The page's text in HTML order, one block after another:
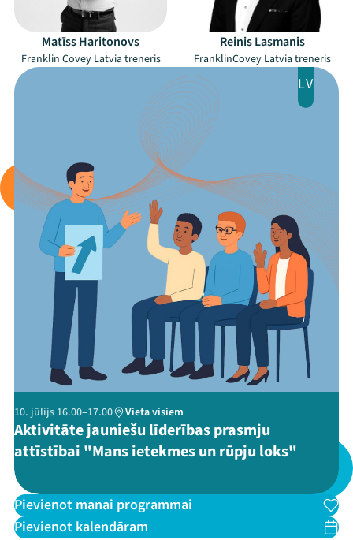
Mana programma
Festivāls
Programma
Arhīvs
Viņi bija LAMPĀ 2026
Jaunumi
Ziedo
Veikals
Kontakti
ThreadsFacebookYoutube
X TikTok
Matīss Haritonovs
Franklin Covey Latvia treneris
Reinis Lasmanis
FranklinCovey Latvia treneris
LV
10. jūlijs 16.00–17.00 Vieta visiem
Aktivitāte jauniešu līderības prasmju
attīstībai "Mans ietekmes un rūpju loks"
Pievienot manai programmai
Pievienot kalendāram